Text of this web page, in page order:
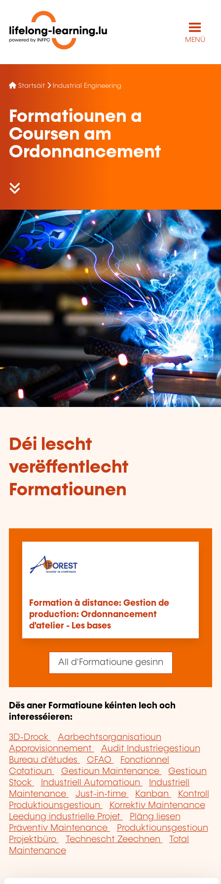
MENÜ
Startsäit Industrial Engineering
Formatiounen a
Coursen am
Ordonnancement
Déi lescht
verëffentlecht
Formatiounen
Formation à distance: Gestion de
production: Ordonnancement
d'atelier - Les bases
All d'Formatioune gesinn
Dës aner Formatioune kéinten Iech och
interesséieren:
3D-Drock
Aarbechtsorganisatioun
Approvisionnement
Audit Industriegestioun
Bureau d'études
CFAO
Fonctionnel
Cotatioun
Gestioun Maintenance
Gestioun
Stock
Industriell Automatioun
Industriell
Maintenance
Just-in-time Kanban
Kontroll
Produktiounsgestioun
Korrektiv Maintenance
Leedung industrielle Projet
Pläng liesen
Präventiv Maintenance
Produktiounsgestioun
Projektbüro
Technescht Zeechnen
Total
Maintenance